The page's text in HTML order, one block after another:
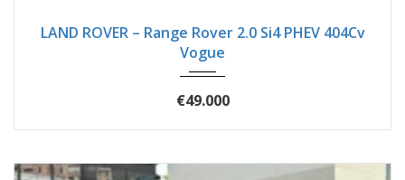
LAND ROVER – Range Rover 2.0 Si4 PHEV 404Cv
Vogue
€49.000